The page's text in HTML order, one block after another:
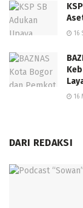
16
16
DARI REDAKSI